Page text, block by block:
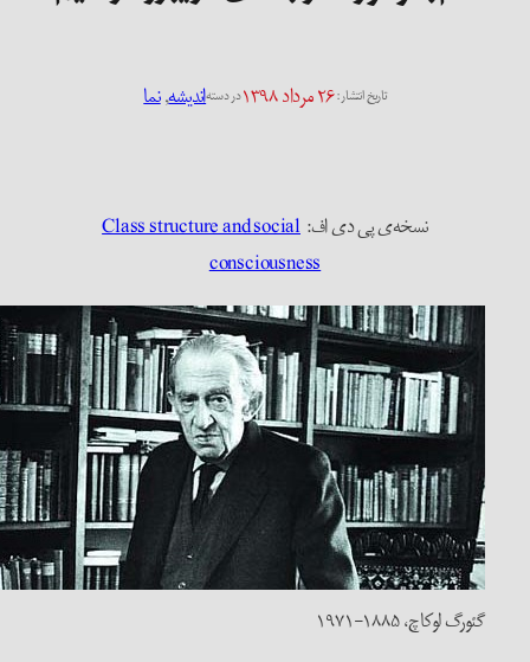
تاریخ انتشار:۲۶ مرداد ۱۳۹۸ در دستهاندیشه, نما
نسخه‌ی پی دی اف:Class structure and social
consciousness
گئورگ لوکاچ، ۱۸۸۵-۱۹۷۱